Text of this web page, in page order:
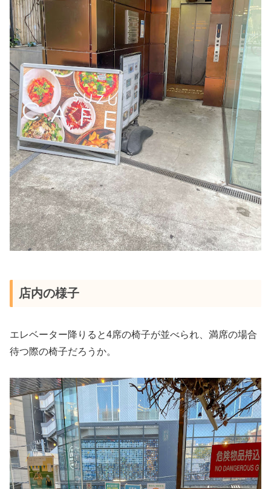
店内の様子
エレベーター降りると4席の椅子が並べられ、満席の場合
待つ際の椅子だろうか。